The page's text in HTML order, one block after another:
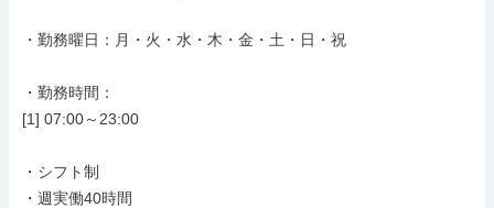
・勤務曜日：月・火・水・木・金・土・日・祝
・勤務時間：
[1] 07:00～23:00
・シフト制
・週実働40時間